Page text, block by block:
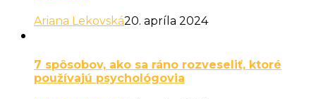
Ariana Lekovská20. apríla 2024
7 spôsobov, ako sa ráno rozveseliť, ktoré
používajú psychológovia